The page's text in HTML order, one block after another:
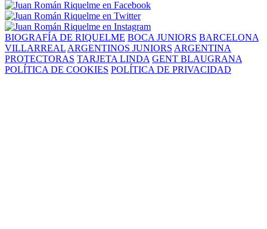
BIOGRAFÍA DE RIQUELME BOCA JUNIORS BARCELONA
VILLARREAL ARGENTINOS JUNIORS ARGENTINA
PROTECTORAS TARJETA LINDA GENT BLAUGRANA
POLÍTICA DE COOKIES POLÍTICA DE PRIVACIDAD